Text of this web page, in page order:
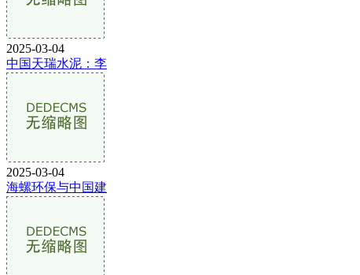
2025-03-04
中国天瑞水泥：李
2025-03-04
海螺环保与中国建